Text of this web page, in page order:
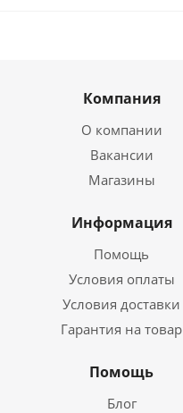
Компания
О компании
Вакансии
Магазины
Информация
Помощь
Условия оплаты
Условия доставки
Гарантия на товар
Помощь
Блог